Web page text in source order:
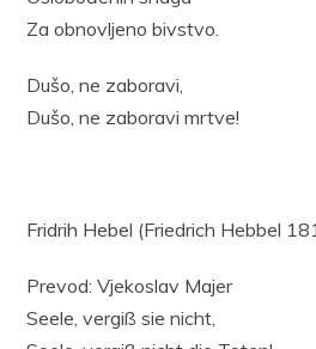
Za obnovljeno bivstvo.
Dušo, ne zaboravi,
Dušo, ne zaboravi mrtve!
Fridrih Hebel (Friedrich Hebbel
Prevod: Vjekoslav Majer
Seele, vergiß sie nicht,